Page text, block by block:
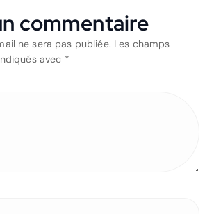
commentaire
ne sera pas publiée. Les champs
avec *